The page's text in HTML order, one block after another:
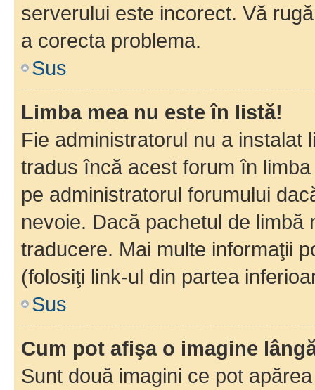
serverului este incorect. Vă
a corecta problema.
Sus
Limba mea nu este în listă!
Fie administratorul nu a instalat
tradus încă acest forum în
pe administratorul forumului
nevoie. Dacă pachetul de
traducere. Mai multe informaţii
(folosiţi link-ul din partea
Sus
Cum pot afişa o imagine
Sunt două imagini ce pot